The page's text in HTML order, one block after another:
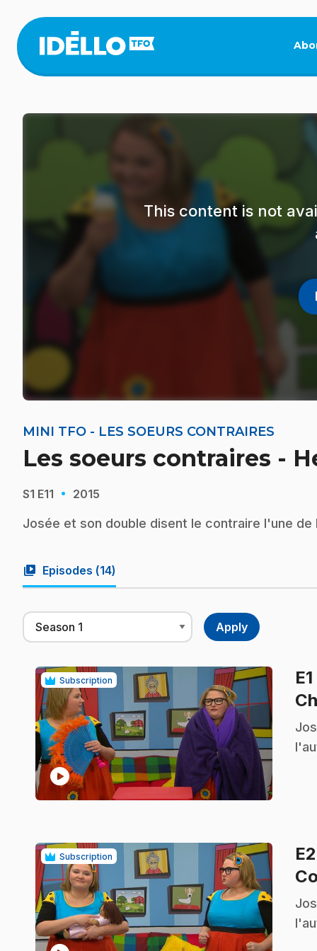
main
content
This content is not
MINI TFO - LES SOEURS CONTRAIRES
Les soeurs contraires -
S1 E11 · 2015
Josée et son double disent le contraire l'une
video_library Episodes (14)
Subscription
play_circle
E1
.
Subscription E2
.